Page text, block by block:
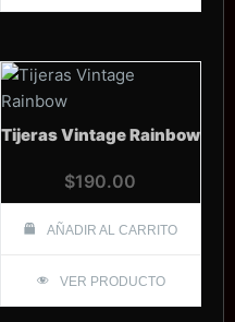
Tijeras Vintage Rainbow
$190.00
AÑADIR AL CARRITO
VER PRODUCTO